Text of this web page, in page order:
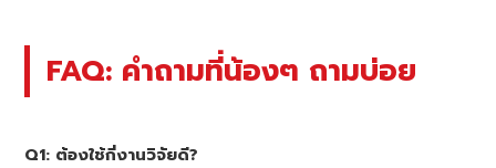
FAQ: คำถามที่น้องๆ ถามบ่อย
Q1: ต้องใช้กี่งานวิจัยดี?